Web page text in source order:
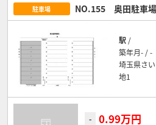
駐車場 NO.155 奥田駐車
駅 /
築年月- / -
埼玉県さ
地1
- 0.99万円